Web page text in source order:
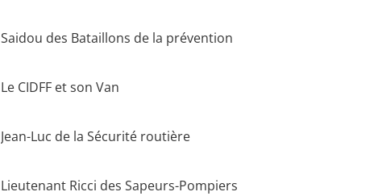
Saidou des Bataillons de la prévention
Le CIDFF et son Van
Jean-Luc de la Sécurité routière
Lieutenant Ricci des Sapeurs-Pompiers